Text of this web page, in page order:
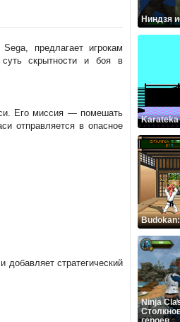
предлагает игрокам
скрытности и боя в
Его миссия — помешать
отправляется в опасное
добавляет стратегический
Ниндзя
Karateka
Ninja